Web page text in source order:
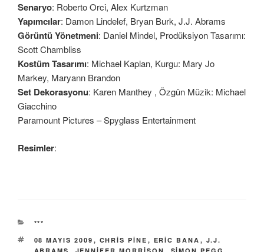
Senaryo: Roberto Orci, Alex Kurtzman
Yapımcılar: Damon Lindelef, Bryan Burk, J.J. Abrams
Görüntü Yönetmeni: Daniel Mindel, Prodüksiyon Tasarımı:
Scott Chambliss
Kostüm Tasarımı: Michael Kaplan, Kurgu: Mary Jo
Markey, Maryann Brandon
Set Dekorasyonu: Karen Manthey , Özgün Müzik: Michael
Giacchino
Paramount Pictures – Spyglass Entertainment
Resimler:
KATEGORILER
***
ETIKETLER
08 MAYIS 2009 , CHRIS PINE , ERIC BANA , J.J.